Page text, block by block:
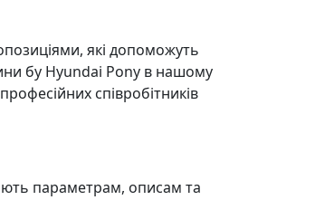
які допоможуть
бу Hyundai Pony в нашому
співробітників
параметрам, описам та